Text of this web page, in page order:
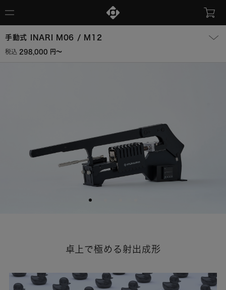
手動式 INARI M06 / M12
税込 298,000 円〜
卓上で極める射出成形